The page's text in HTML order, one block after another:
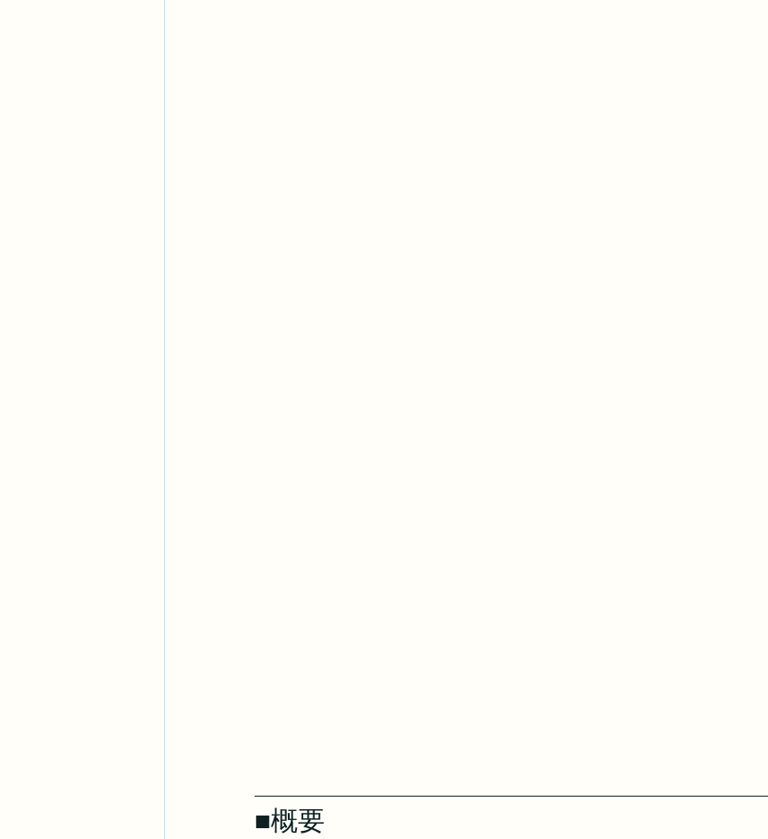
■概要